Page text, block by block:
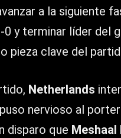
a la siguiente
0 y terminar líder del
pieza clave del
Netherlands
puso nervioso al
disparo que Meshaal